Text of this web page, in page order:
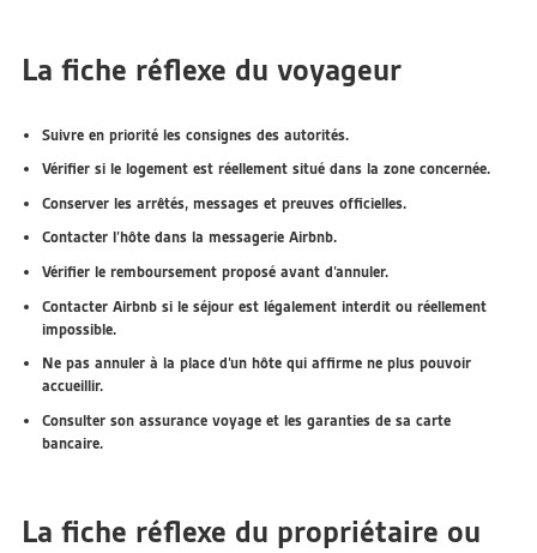
La fiche réflexe du voyageur
Suivre en priorité les consignes des autorités.
Vérifier si le logement est réellement situé dans la zone concernée.
Conserver les arrêtés, messages et preuves officielles.
Contacter l’hôte dans la messagerie Airbnb.
Vérifier le remboursement proposé avant d’annuler.
Contacter Airbnb si le séjour est légalement interdit ou réellement
impossible.
Ne pas annuler à la place d’un hôte qui affirme ne plus pouvoir
accueillir.
Consulter son assurance voyage et les garanties de sa carte
bancaire.
La fiche réflexe du propriétaire ou